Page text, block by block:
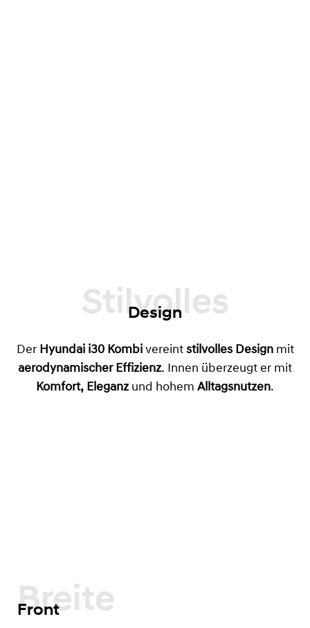
Stilvolles
Design
Der Hyundai i30 Kombivereint stilvolles Designmit
aerodynamischer Effizienz. Innen überzeugt er mit
Komfort, Eleganzund hohem Alltagsnutzen.
Breite
Front